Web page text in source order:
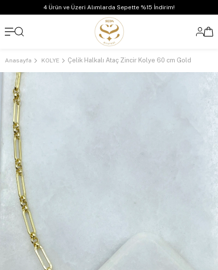
4 Ürün ve Üzeri Alımlarda Sepette %15 İndirim!
Anasayfa KOLYE Çelik Halkalı Ataç Zincir Kolye 60 cm Gold